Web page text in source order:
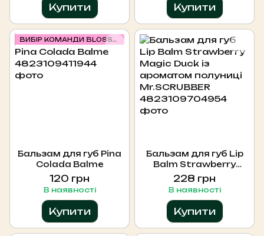
Купити Купити
ВИБІР КОМАНДИ BLOSSOM
Бальзам для губ Pina
Colada Balme
120 грн
В наявності
Купити
Бальзам для губ Lip
Balm Strawberry
Magic Duck із
ароматом полуниці
228 грн
В наявності
Купити